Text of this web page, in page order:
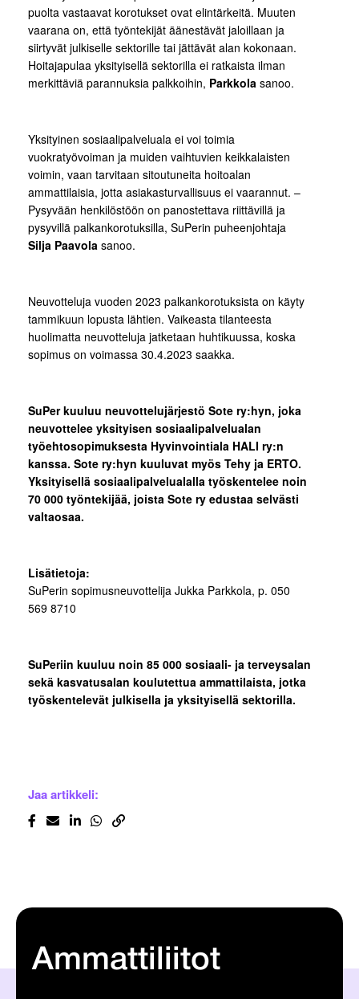
puolta vastaavat korotukset ovat elintärkeitä. Muuten
vaarana on, että työntekijät äänestävät jaloillaan ja
siirtyvät julkiselle sektorille tai jättävät alan kokonaan.
Hoitajapulaa yksityisellä sektorilla ei ratkaista ilman
merkittäviä parannuksia palkkoihin, Parkkola sanoo.
Yksityinen sosiaalipalveluala ei voi toimia
vuokratyövoiman ja muiden vaihtuvien keikkalaisten
voimin, vaan tarvitaan sitoutuneita hoitoalan
ammattilaisia, jotta asiakasturvallisuus ei vaarannut. –
Pysyvään henkilöstöön on panostettava riittävillä ja
pysyvillä palkankorotuksilla, SuPerin puheenjohtaja
Silja Paavola sanoo.
Neuvotteluja vuoden 2023 palkankorotuksista on käyty
tammikuun lopusta lähtien. Vaikeasta tilanteesta
huolimatta neuvotteluja jatketaan huhtikuussa, koska
sopimus on voimassa 30.4.2023 saakka.
SuPer kuuluu neuvottelujärjestö Sote ry:hyn, joka
neuvottelee yksityisen sosiaalipalvelualan
työehtosopimuksesta Hyvinvointiala HALI ry:n
kanssa. Sote ry:hyn kuuluvat myös Tehy ja ERTO.
Yksityisellä sosiaalipalvelualalla työskentelee noin
70 000 työntekijää, joista Sote ry edustaa selvästi
valtaosaa.
Lisätietoja:
SuPerin sopimusneuvottelija Jukka Parkkola, p. 050
569 8710
SuPeriin kuuluu noin 85 000 sosiaali- ja terveysalan
sekä kasvatusalan koulutettua ammattilaista, jotka
työskentelevät julkisella ja yksityisellä sektorilla.
Jaa artikkeli:
Ammattiliitot